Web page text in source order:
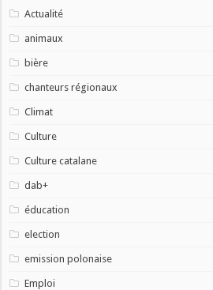
Actualité
animaux
bière
chanteurs régionaux
Climat
Culture
Culture catalane
dab+
éducation
election
emission polonaise
Emploi